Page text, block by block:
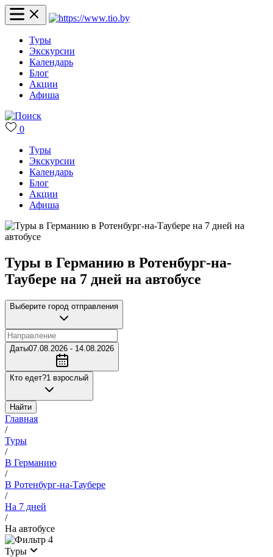
Туры
Экскурсии
Календарь
Блог
Акции
Афиша
0
Туры
Экскурсии
Календарь
Блог
Акции
Афиша
Туры в Германию в Ротенбург-на-
Таубере на 7 дней на автобусе
Выберите город отправления
Даты07.08.2026 - 14.08.2026
Кто едет?1 взрослый
Найти
Главная
/
Туры
/
В Германию
/
В Ротенбург-на-Таубере
/
На 7 дней
/
На автобусе
4
Туры